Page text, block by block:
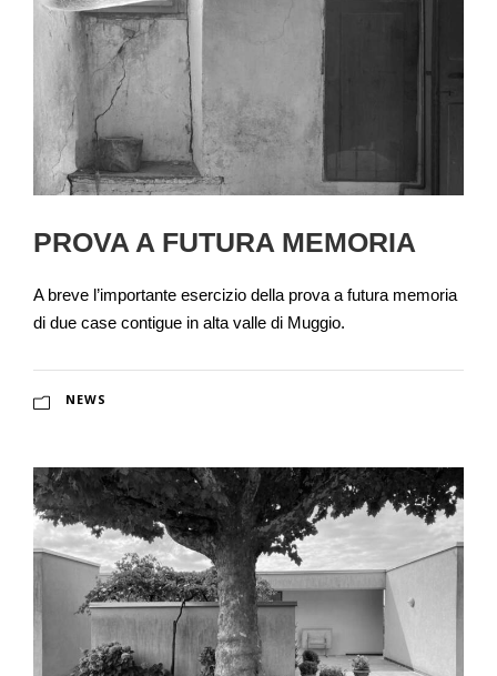
PROVA A FUTURA MEMORIA
A breve l’importante esercizio della prova a futura memoria
di due case contigue in alta valle di Muggio.
NEWS